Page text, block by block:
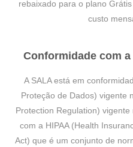
rebaixado para o plano
custo
Conformidade com a
A SALA está em
Proteção de Dados) vigente
Protection Regulation)
com a HIPAA (Health
Act) que é um conjunto de